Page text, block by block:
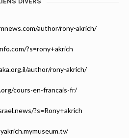
author/rony-akrich/
?s=rony+akrich
author/rony-akrich/
cours-en-francais-fr/
?s=Rony+akrich